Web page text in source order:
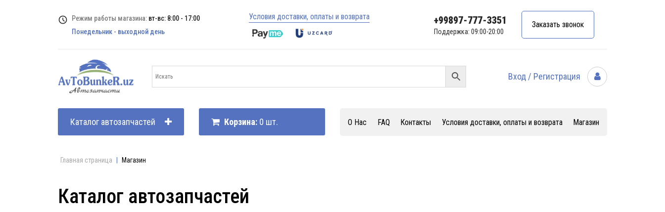
Режим работы магазина: вт-вс: 8:00 - 17:00
Понедельник - выходной день
Условия доставки, оплаты и возврата +99897-777-3351
Поддержка: 09:00-20:00
Заказать звонок
Вход / Регистрация
Каталог автозапчастей Корзина: 0 шт. О Нас FAQ Контакты Условия доставки, оплаты и возврата Магазин
Главная страница Магазин
Каталог автозапчастей